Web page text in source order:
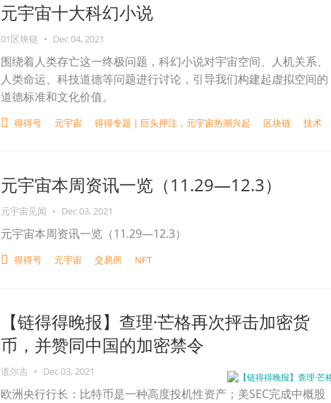
元宇宙十大科幻小说
01区块链 • Dec 04, 2021
围绕着人类存亡这一终极问题，科幻小说对宇宙空间、人机关系、
人类命运、科技道德等问题进行讨论，引导我们构建起虚拟空间的
道德标准和文化价值。
得得号 元宇宙 得得专题 | 巨头押注，元宇宙热潮兴起 区块链 技术
元宇宙本周资讯一览（11.29—12.3）
元宇宙见闻 • Dec 03, 2021
元宇宙本周资讯一览（11.29—12.3）
得得号 元宇宙 交易所 NFT
【链得得晚报】查理·芒格再次抨击加密货
币，并赞同中国的加密禁令
道尔吉 • Dec 03, 2021
欧洲央行行长：比特币是一种高度投机性资产；美SEC完成中概股